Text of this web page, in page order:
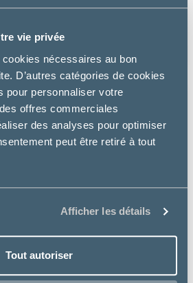
vie privée
nécessaires au bon
D’autres catégories de cookies
pour personnaliser votre
offres commerciales
des analyses pour optimiser
peut être retiré à tout
Afficher les détails
Tout autoriser
à partir de